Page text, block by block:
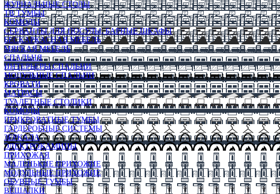
ЖУРНАЛЬНЫЕ СТОЛЫ
ТВ ТУМБЫ
КОМОДЫ
СЕРВАНТЫ ДЛЯ ПОСУДЫ, БАРНЫЕ ШКАФЫ
БЕСКАРКАСНАЯ МЕБЕЛЬ
МЯГКАЯ МЕБЕЛЬ
СПАЛЬНЯ
ИНТЕРЬЕРЫ СПАЛЬНИ
МОДУЛЬНЫЕ СПАЛЬНИ
КРОВАТИ
МАТРАСЫ
ТУАЛЕТНЫЕ СТОЛИКИ
КОМОДЫ
ПРИКРОВАТНЫЕ ТУМБЫ
ГАРДЕРОБНЫЕ СИСТЕМЫ
ЗЕРКАЛА
ЭЛЕКТРОКАМИНЫ
ПРИХОЖАЯ
МАЛЕНЬКИЕ ПРИХОЖИЕ
МОДУЛЬНЫЕ ПРИХОЖИЕ
ОБУВНЫЕ ТУМБЫ
ВЕШАЛКИ